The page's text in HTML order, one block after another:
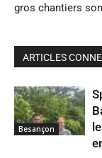
gros chantiers
ARTICLES
Besançon